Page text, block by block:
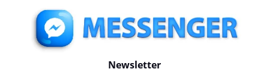
Newsletter